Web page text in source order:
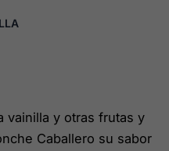
vainilla y otras frutas y
Caballero su sabor